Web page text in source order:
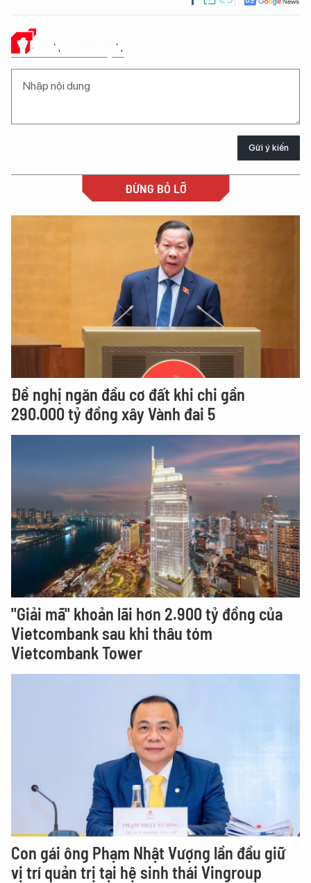
Ý KIẾN CỦA BẠN
Gửi ý kiến
ĐỪNG BỎ LỠ
Đề nghị ngăn đầu cơ đất khi chi gần
290.000 tỷ đồng xây Vành đai 5
"Giải mã" khoản lãi hơn 2.900 tỷ đồng của
Vietcombank sau khi thâu tóm
Vietcombank Tower
Con gái ông Phạm Nhật Vượng lần đầu giữ
vị trí quản trị tại hệ sinh thái Vingroup